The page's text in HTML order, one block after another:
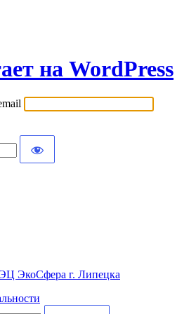
на WordPress
ЭкоСфера г. Липецка